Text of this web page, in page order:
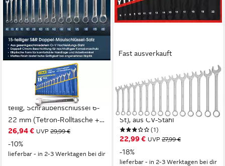
Gabel- und Ringschlüssel S&R
Ring-Maulschlüssel Satz 15-
teilig, Schraubenschlüssel 6-
22 mm (Tetron-Rolltasche +
15 Ring-Maulschlüssel, 15 St),
Master-Serie, Cr-V
Industriestahl, geschmiedet,
26,94 € UVP 29,99 €
-10%
lieferbar - in 2-3 Werktagen bei dir
Fast ausverkauft
Gabel- und Ringschlüssel
10349-15 Ringmaulschlüssel
Satz (Schraubenschlüssel, 15
St), aus CV-Stahl
(1)
22,99 € UVP 27,99 €
-18%
lieferbar - in 2-3 Werktagen bei dir